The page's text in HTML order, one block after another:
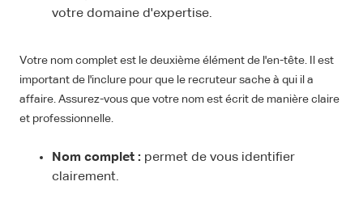
votre domaine d'expertise.
Votre nom complet est le deuxième élément de l'en-tête. Il est
important de l'inclure pour que le recruteur sache à qui il a
affaire. Assurez-vous que votre nom est écrit de manière claire
et professionnelle.
Nom complet : permet de vous identifier
clairement.